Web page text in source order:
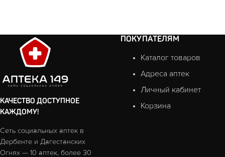
КАЧЕСТВО ДОСТУПНОЕ
КАЖДОМУ!
Сеть социальных аптек в
Дербенте и Дагестанских
Огнях — 10 аптек, более 30
ПОКУПАТЕЛЯМ
Каталог товаров
Адреса аптек
Личный кабинет
Корзина